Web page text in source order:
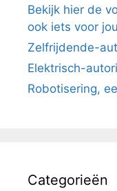
Bekijk hier de
ook iets voor
Zelfrijdende-
Elektrisch-
Robotisering,
Categorieën